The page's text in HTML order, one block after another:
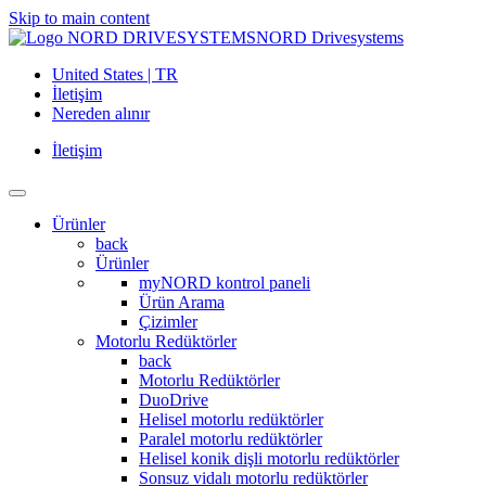
Skip to main content
NORD Drivesystems
United States | TR
İletişim
Nereden alınır
İletişim
Ürünler
back
Ürünler
myNORD kontrol paneli
Ürün Arama
Çizimler
Motorlu Redüktörler
back
Motorlu Redüktörler
DuoDrive
Helisel motorlu redüktörler
Paralel motorlu redüktörler
Helisel konik dişli motorlu redüktörler
Sonsuz vidalı motorlu redüktörler